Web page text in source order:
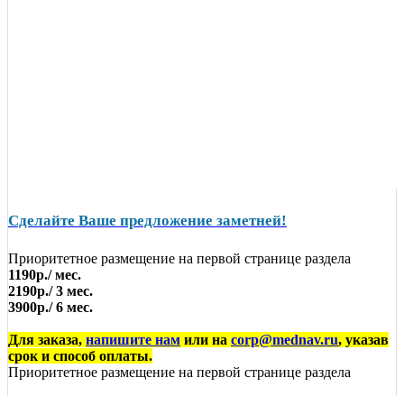
Сделайте Ваше предложение заметней!
Приоритетное размещение на первой странице раздела
1190р./ мес.
2190р./ 3 мес.
3900р./ 6 мес.
Для заказа, напишите нам или на corp@mednav.ru, указав
срок и способ оплаты.
Приоритетное размещение на первой странице раздела